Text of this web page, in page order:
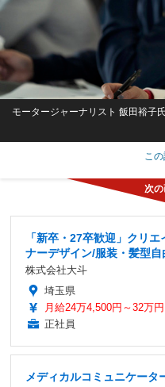
モータージャーナリスト 飯田裕子
こ
「新卒・27卒歓迎」クリ
ナーデザイン/服装・髪型自
株式会社大斗
埼玉県
月給24万4,500円～32万円
正社員
メディカルコミュニケー